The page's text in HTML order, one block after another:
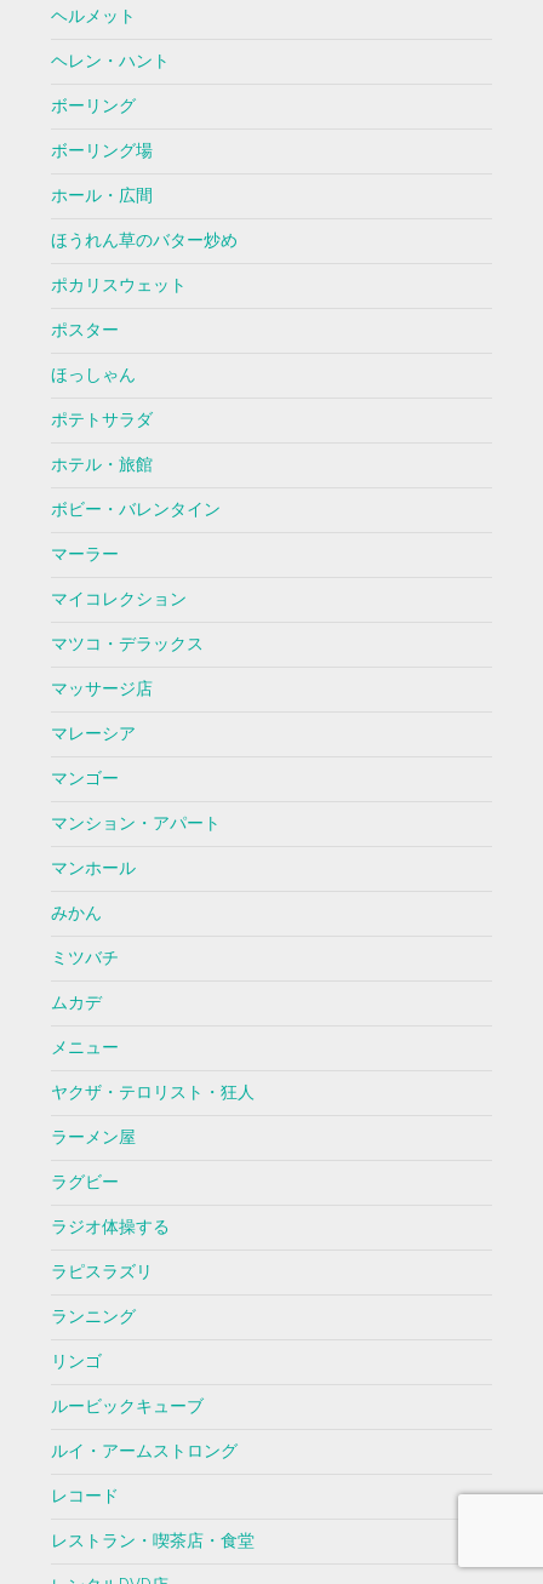
ヘルメット
ヘレン・ハント
ボーリング
ボーリング場
ホール・広間
ほうれん草のバター炒め
ポカリスウェット
ポスター
ほっしゃん
ポテトサラダ
ホテル・旅館
ボビー・バレンタイン
マーラー
マイコレクション
マツコ・デラックス
マッサージ店
マレーシア
マンゴー
マンション・アパート
マンホール
みかん
ミツバチ
ムカデ
メニュー
ヤクザ・テロリスト・狂人
ラーメン屋
ラグビー
ラジオ体操する
ラピスラズリ
ランニング
リンゴ
ルービックキューブ
ルイ・アームストロング
レコード
レストラン・喫茶店・食堂